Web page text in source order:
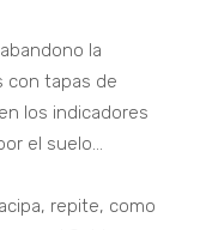
la
con tapas de
los indicadores
el suelo…
repite, como